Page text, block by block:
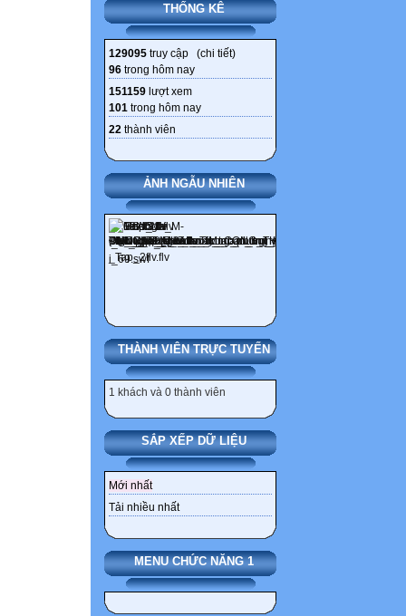
THỐNG KÊ
129095 truy cập (chi tiết)
96 trong hôm nay
151159 lượt xem
101 trong hôm nay
22 thành viên
ẢNH NGẪU NHIÊN
THÀNH VIÊN TRỰC TUYẾN
1 khách và 0 thành viên
SẮP XẾP DỮ LIỆU
Mới nhất
Tải nhiều nhất
MENU CHỨC NĂNG 1